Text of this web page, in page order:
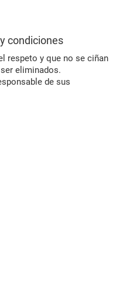
condiciones
respeto y que no se ciñan
eliminados.
de sus